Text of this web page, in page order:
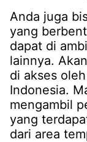
Anda juga
yang
dapat di
lainnya.
di akses
Indonesia.
mengambil
yang
dari area